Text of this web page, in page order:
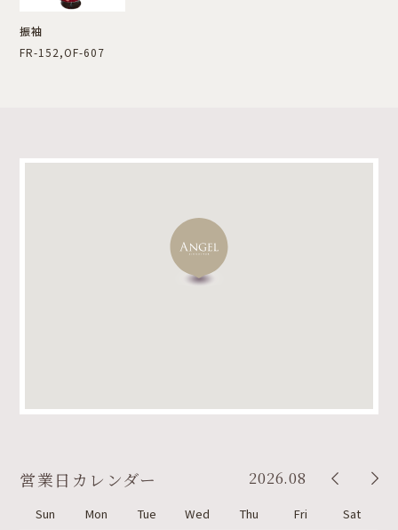
振袖
FR-152,OF-607
営業日カレンダー 2026.08
Sun Mon Tue Wed Thu Fri
Sat